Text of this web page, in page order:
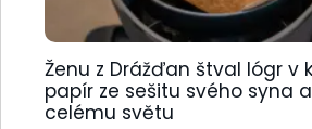
Ženu z Drážďan štval lógr v
papír ze sešitu svého syna
celému světu